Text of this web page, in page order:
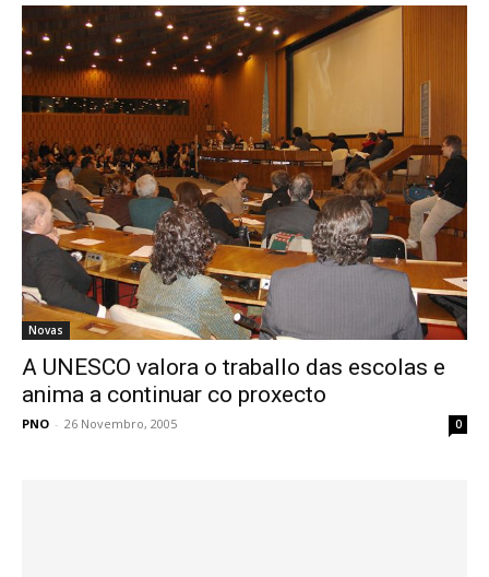
Novas
A UNESCO valora o traballo das escolas e
anima a continuar co proxecto
PNO - 26 Novembro, 2005 0